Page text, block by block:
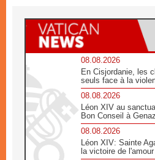
08.08.2026
En Cisjordanie, les
seuls face à la
08.08.2026
Léon XIV au
Bon Conseil à
08.08.2026
Léon XIV: Sainte
la victoire de